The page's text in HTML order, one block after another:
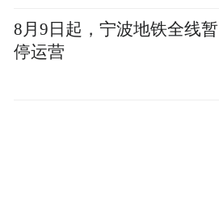
8月9日起，宁波地铁全线暂
停运营